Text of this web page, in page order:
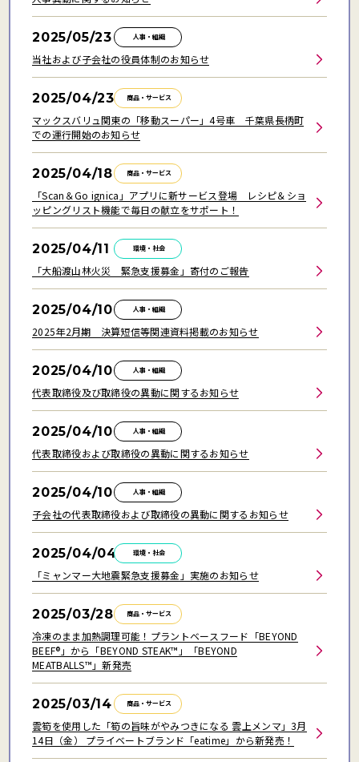
2025/05/23 人事・組織
当社および子会社の役員体制のお知らせ
2025/04/23 商品・サービス
マックスバリュ関東の「移動スーパー」4号車 千葉県長柄町
での運行開始のお知らせ
2025/04/18 商品・サービス
「Scan＆Go ignica」アプリに新サービス登場 レシピ＆ショ
ッピングリスト機能で毎日の献立をサポート！
2025/04/11 環境・社会
「大船渡山林火災 緊急支援募金」寄付のご報告
2025/04/10 人事・組織
2025年2月期 決算短信等関連資料掲載のお知らせ
2025/04/10 人事・組織
代表取締役及び取締役の異動に関するお知らせ
2025/04/10 人事・組織
代表取締役および取締役の異動に関するお知らせ
2025/04/10 人事・組織
子会社の代表取締役および取締役の異動に関するお知らせ
2025/04/04 環境・社会
「ミャンマー大地震緊急支援募金」実施のお知らせ
2025/03/28 商品・サービス
冷凍のまま加熱調理可能！プラントベースフード「BEYOND
BEEF®」から「BEYOND STEAK™」「BEYOND
MEATBALLS™」新発売
2025/03/14 商品・サービス
雲筍を使用した「筍の旨味がやみつきになる 雲上メンマ」3月
14日（金） プライベートブランド「eatime」から新発売！